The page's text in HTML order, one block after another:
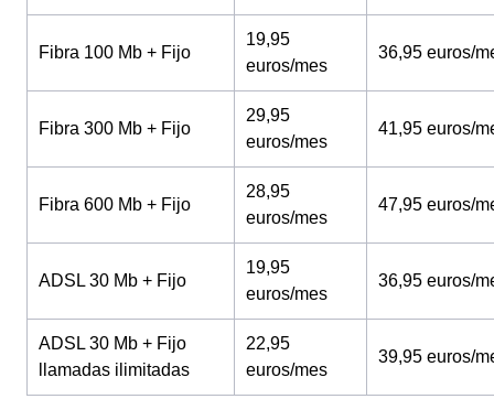
Fibra 100 Mb + Fijo
19,95
euros/mes
36,95 euros/
Fibra 300 Mb + Fijo
29,95
euros/mes
41,95 euros/
Fibra 600 Mb + Fijo
28,95
euros/mes
47,95 euros/
ADSL 30 Mb + Fijo
19,95
euros/mes
36,95 euros/
ADSL 30 Mb + Fijo
llamadas ilimitadas
22,95
euros/mes
39,95 euros/